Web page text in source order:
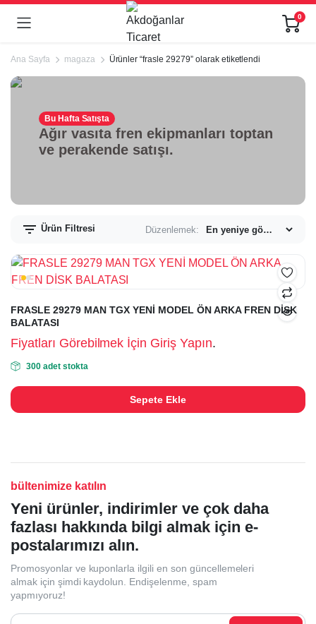
0
Ana Sayfa magaza Ürünler “frasle 29279” olarak etiketlendi
Bu Hafta Satışta
Ağır vasıta fren ekipmanları toptan
ve perakende satışı.
Ürün Filtresi Düzenlemek:
FRASLE 29279 MAN TGX YENİ MODEL ÖN ARKA FREN DİSK
BALATASI
Fiyatları Görebilmek İçin Giriş Yapın.
300 adet stokta
Sepete Ekle
bültenimize katılın
Yeni ürünler, indirimler ve çok daha
fazlası hakkında bilgi almak için e-
postalarımızı alın.
Promosyonlar ve kuponlarla ilgili en son güncellemeleri
almak için şimdi kaydolun. Endişelenme, spam
yapmıyoruz!